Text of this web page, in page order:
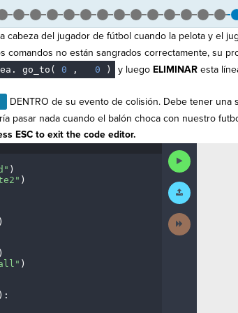
cabeza del jugador de fútbol cuando la pelota y el
comandos no están sangrados correctamente, su
go_to( 0 , 0 ) y luego ELIMINAResta
DENTRO de su evento de colisión. Debe tener una
pasar nada cuando el balón choca con nuestro
ESC to exit the code editor.
)
)
)
)
)
) :
Run
Code
Submit
Work
Next
Activity